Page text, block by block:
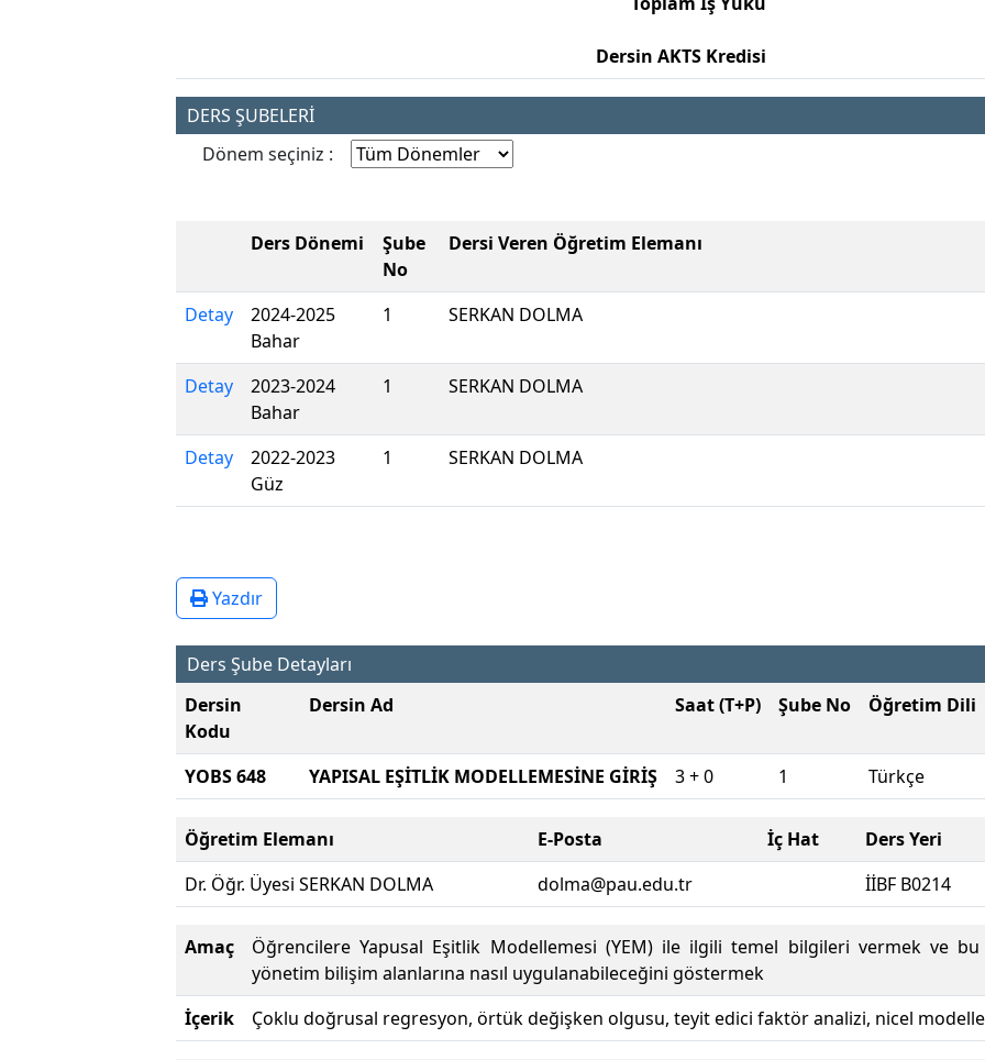
Dersin AKTS Kredisi
DERS ŞUBELERİ
Dönem seçiniz :
Ders Dönemi
Şube
No
Dersi Veren Öğretim Elemanı
Detay
2024-2025
Bahar
1 SERKAN DOLMA
Detay
2023-2024
Bahar
1 SERKAN DOLMA
Detay
2022-2023
Güz
1 SERKAN DOLMA
Yazdır
Ders Şube Detayları
Dersin
Kodu
Dersin Ad Saat (T+P) Şube No Öğretim Dili
YOBS 648 YAPISAL EŞİTLİK MODELLEMESİNE GİRİŞ 3 + 0 1 Türkçe
Öğretim Elemanı E-Posta İç Hat Ders Yeri
Dr. Öğr. Üyesi SERKAN DOLMA
dolma@pau.edu.tr İİBF B0214
Amaç
Öğrencilere Yapusal Eşitlik Modellemesi (YEM) ile ilgili temel bilgileri vermek ve
yönetim bilişim alanlarına nasıl uygulanabileceğini göstermek
İçerik
Çoklu doğrusal regresyon, örtük değişken olgusu, teyit edici faktör analizi, nicel